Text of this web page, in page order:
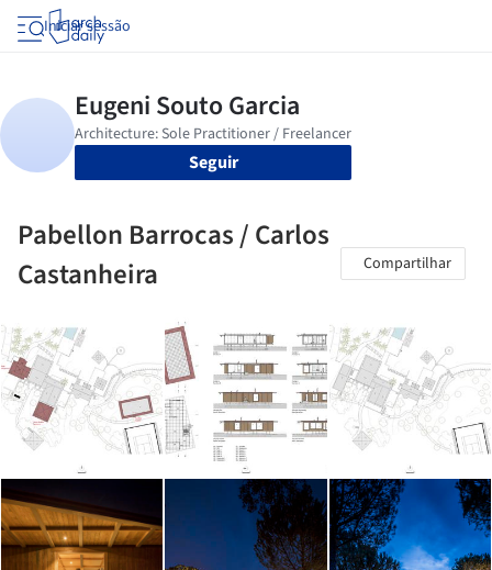
Iniciar sessão
Seguir
Pabellon Barrocas / Carlos
Castanheira
Compartilhar